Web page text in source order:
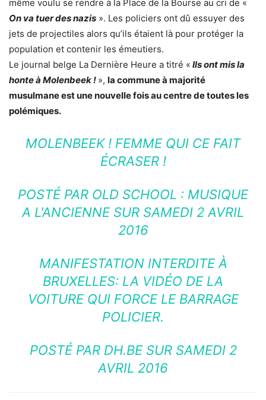
même voulu se rendre à la Place de la Bourse au cri de «
On va tuer des nazis ». Les policiers ont dû essuyer des
jets de projectiles alors qu’ils étaient là pour protéger la
population et contenir les émeutiers.
Le journal belge La Dernière Heure a titré « Ils ont mis la
honte à Molenbeek ! », la commune à majorité
musulmane est une nouvelle fois au centre de toutes les
polémiques.
MOLENBEEK ! FEMME QUI CE FAIT
ÉCRASER !
POSTÉ PAR OLD SCHOOL : MUSIQUE
A L'ANCIENNESUR SAMEDI 2 AVRIL
2016
MANIFESTATION INTERDITE À
BRUXELLES: LA VIDÉO DE LA
VOITURE QUI FORCE LE BARRAGE
POLICIER.
POSTÉ PAR DH.BESUR SAMEDI 2
AVRIL 2016